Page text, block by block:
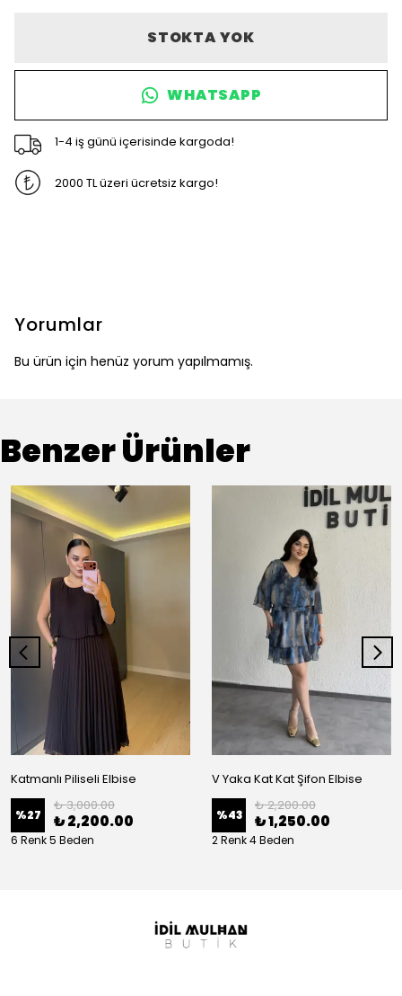
STOKTA YOK
WHATSAPP
1-4 iş günü içerisinde kargoda!
2000 TL üzeri ücretsiz kargo!
Yorumlar
Bu ürün için henüz yorum yapılmamış.
Benzer Ürünler
Katmanlı Piliseli Elbise
%27
₺ 3,000.00
₺ 2,200.00
6 Renk 5 Beden
V Yaka Kat Kat Şifon Elbise
%43
₺ 2,200.00
₺ 1,250.00
2 Renk 4 Beden